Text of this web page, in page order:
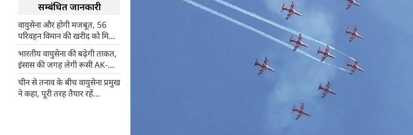
सम्बंधित जानकारी
वायुसेना और होगी मजबूत, 56
परिवहन विमान की खरीद को मिली
मंजूरी
भारतीय वायुसेना की बढ़ेगी ताकत,
इंसास की जगह लेगी रूसी AK-
103 राइफल
चीन से तनाव के बीच वायुसेना प्रमुख
ने कहा, पूरी तरह तैयार रहें...